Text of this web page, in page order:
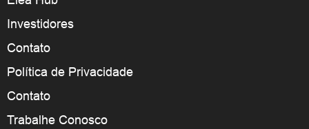
Investidores
Contato
Política de Privacidade
Contato
Trabalhe Conosco